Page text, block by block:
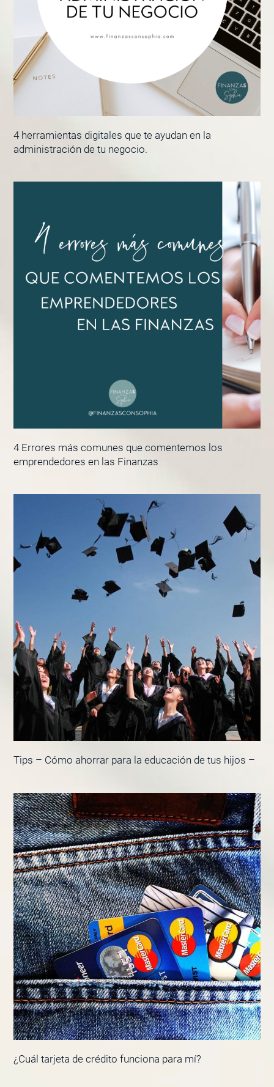
4 herramientas digitales que te ayudan en la
administración de tu negocio.
4 Errores más comunes que comentemos los
emprendedores en las Finanzas
Tips – Cómo ahorrar para la educación de tus hijos –
¿Cuál tarjeta de crédito funciona para mí?